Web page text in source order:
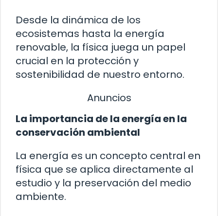
Desde la dinámica de los
ecosistemas hasta la energía
renovable, la física juega un papel
crucial en la protección y
sostenibilidad de nuestro entorno.
Anuncios
La importancia de la energía en la
conservación ambiental
La energía es un concepto central en
física que se aplica directamente al
estudio y la preservación del medio
ambiente.